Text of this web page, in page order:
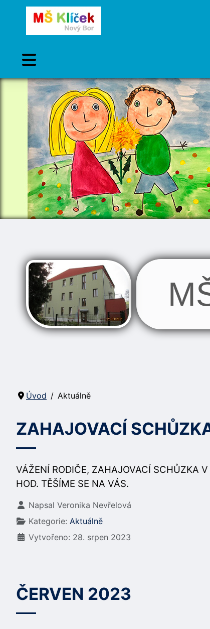
Úvod Aktuálně
ZAHAJOVACÍ
VÁŽENÍ RODIČE, ZAHAJOVACÍ SCHŮZKA
HOD. TĚŠÍME SE NA VÁS.
Základní údaje
Napsal Veronika Nevřelová
Kategorie: Aktuálně
Vytvořeno: 28. srpen 2023
ČERVEN 2023